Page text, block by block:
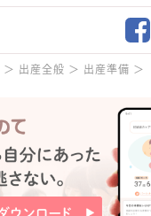
出産全般 出産準備